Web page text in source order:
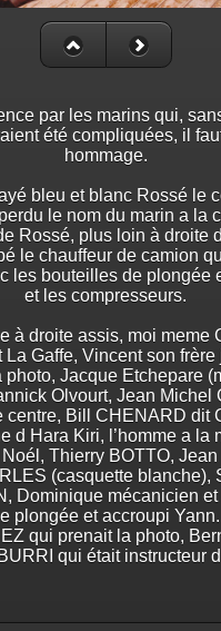
par les marins qui,
été compliquées, il
hommage.
bleu et blanc Rossé le
le nom du marin a la
Rossé, plus loin à droite
le chauffeur de camion
les bouteilles de plongée
et les compresseurs.
à droite assis, moi meme
La Gaffe, Vincent son frère
photo, Jacque Etchepare
Olvourt, Jean Michel
centre, Bill CHENARD dit
d Hara Kiri, l’homme a la
Thierry BOTTO,
(casquette blanche),
Dominique mécanicien
plongée et accroupi
qui prenait la photo,
qui était instructeur